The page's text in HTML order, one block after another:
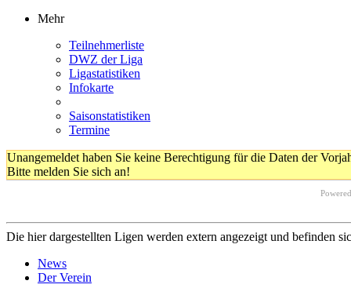
Mehr
Teilnehmerliste
DWZ der Liga
Ligastatistiken
Infokarte
Saisonstatistiken
Termine
Unangemeldet haben Sie keine Berechtigung für die Daten der
Bitte melden Sie sich an!
Die hier dargestellten Ligen werden extern angezeigt und befinden
News
Der Verein